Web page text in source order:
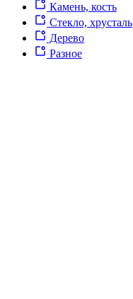
Камень, кость
Стекло, хрусталь
Дерево
Разное